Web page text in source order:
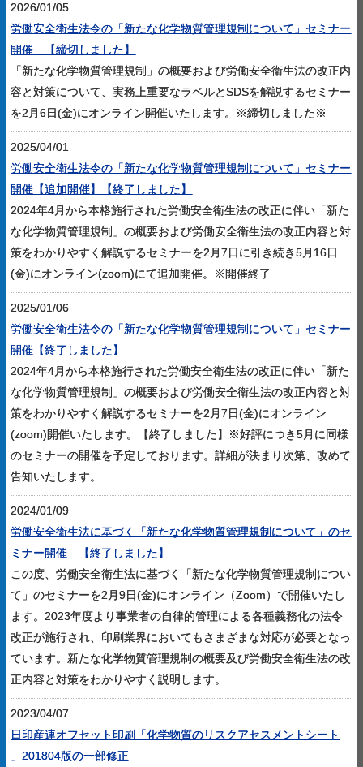
2026/01/05
労働安全衛生法令の「新たな化学物質管理規制について」セミナー
開催 【締切しました】
「新たな化学物質管理規制」の概要および労働安全衛生法の改正内
容と対策について、実務上重要なラベルとSDSを解説するセミナー
を2月6日(金)にオンライン開催いたします。※締切しました※
2025/04/01
労働安全衛生法令の「新たな化学物質管理規制について」セミナー
開催【追加開催】【終了しました】
2024年4月から本格施行された労働安全衛生法の改正に伴い「新た
な化学物質管理規制」の概要および労働安全衛生法の改正内容と対
策をわかりやすく解説するセミナーを2月7日に引き続き5月16日
(金)にオンライン(zoom)にて追加開催。※開催終了
2025/01/06
労働安全衛生法令の「新たな化学物質管理規制について」セミナー
開催【終了しました】
2024年4月から本格施行された労働安全衛生法の改正に伴い「新た
な化学物質管理規制」の概要および労働安全衛生法の改正内容と対
策をわかりやすく解説するセミナーを2月7日(金)にオンライン
(zoom)開催いたします。【終了しました】※好評につき5月に同様
のセミナーの開催を予定しております。詳細が決まり次第、改めて
告知いたします。
2024/01/09
労働安全衛生法に基づく「新たな化学物質管理規制について」のセ
ミナー開催 【終了しました】
この度、労働安全衛生法に基づく「新たな化学物質管理規制につい
て」のセミナーを2月9日(金)にオンライン（Zoom）で開催いたし
ます。2023年度より事業者の自律的管理による各種義務化の法令
改正が施行され、印刷業界においてもさまざまな対応が必要となっ
ています。新たな化学物質管理規制の概要及び労働安全衛生法の改
正内容と対策をわかりやすく説明します。
2023/04/07
日印産連オフセット印刷「化学物質のリスクアセスメントシート
」201804版の一部修正